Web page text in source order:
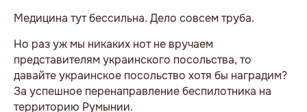
Медицина тут бессильна. Дело совсем труба.
Но раз уж мы никаких нот не вручаем
представителям украинского посольства, то
давайте украинское посольство хотя бы наградим?
За успешное перенаправление беспилотника на
территорию Румынии.